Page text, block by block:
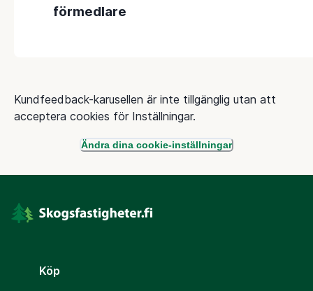
förmedlare
Kundfeedback-karusellen är inte tillgänglig utan att
acceptera cookies för Inställningar.
Ändra dina cookie-inställningar
Köp